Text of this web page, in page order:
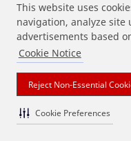
This website uses
navigation, analyze site
advertisements based
Cookie Notice
Reject Non-Essential
Cookie Preferences